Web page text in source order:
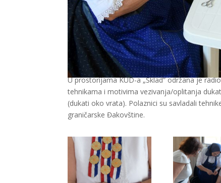
U prostorijama KUD-a „Sklad“ održana je
tehnikama i motivima vezivanja/oplitanja
(dukati oko vrata). Polaznici su savladali
graničarske Đakovštine.